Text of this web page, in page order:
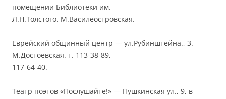
помещении Библиотеки им.
Л.Н.Толстого. М.Василеостровская.
Еврейский общинный центр — ул.Рубинштейна., 3.
М.Достоевская. т. 113-38-89,
117-64-40.
Театр поэтов «Послушайте!» — Пушкинская ул., 9, в